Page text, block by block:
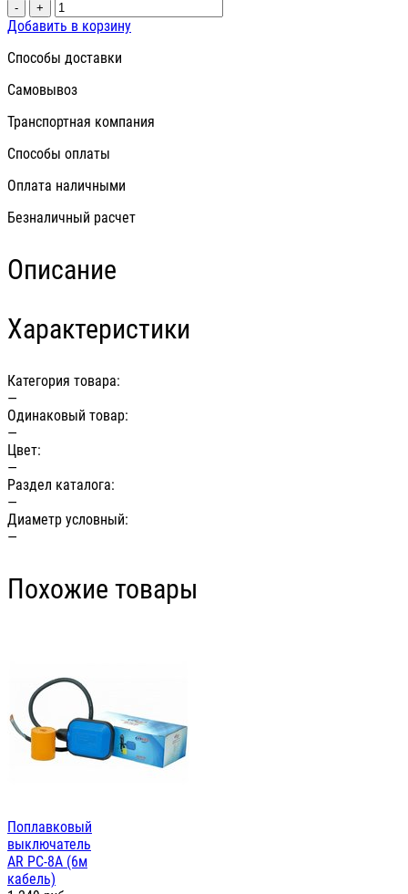
- +
Добавить в корзину
Способы доставки
Самовывоз
Транспортная компания
Способы оплаты
Оплата наличными
Безналичный расчет
Описание
Характеристики
Категория товара:
—
Одинаковый товар:
—
Цвет:
—
Раздел каталога:
—
Диаметр условный:
—
Похожие товары
Поплавковый
выключатель
AR PC-8A (6м
кабель)